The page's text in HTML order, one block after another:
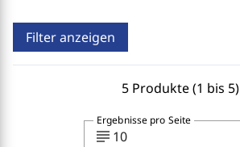
Filter anzeigen
5 Produkte (1 bis 5)
subject 10
Ergebnisse pro Seite